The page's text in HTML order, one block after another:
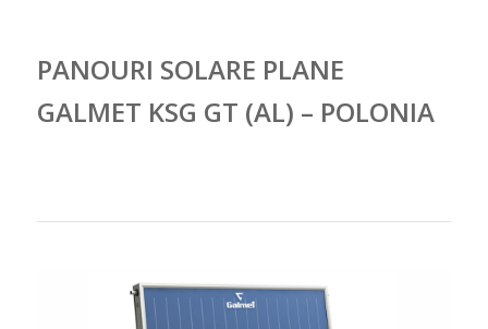
PANOURI SOLARE PLANE
GALMET KSG GT (AL) – POLONIA